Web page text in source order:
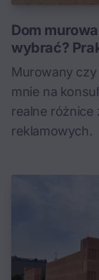
Dom
wybrać?
Murowany
mnie na
realne różnice
reklamowych.